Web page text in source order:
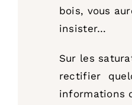
bois, vous
insister…
Sur les
rectifier
informations